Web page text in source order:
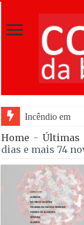
Incêndio em
Home - Últimas
dias e mais 74